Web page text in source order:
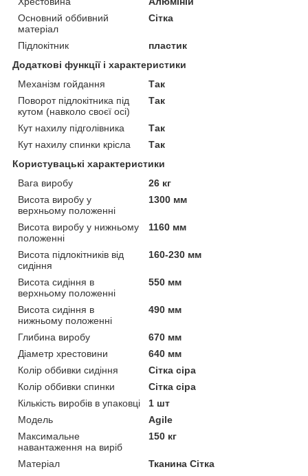
Основний оббивний
матеріал
Сітка
Підлокітник
пластик
Додаткові функції і характеристики
Механізм гойдання
Так
Поворот підлокітника під
кутом (навколо своєї осі)
Так
Кут нахилу підголівника
Так
Кут нахилу спинки крісла
Так
Користувацькі характеристики
Вага виробу
26 кг
Висота виробу у
верхньому положенні
1300 мм
Висота виробу у нижньому
положенні
1160 мм
Висота підлокітників від
сидіння
160-230 мм
Висота сидіння в
верхньому положенні
550 мм
Висота сидіння в
нижньому положенні
490 мм
Глибина виробу
670 мм
Діаметр хрестовини
640 мм
Колір оббивки сидіння
Сітка сіра
Колір оббивки спинки
Сітка сіра
Кількість виробів в упаковці
1 шт
Мoдель
Agile
Максимальне
навантаження на виріб
150 кг
Матеріал
Тканина Сітка